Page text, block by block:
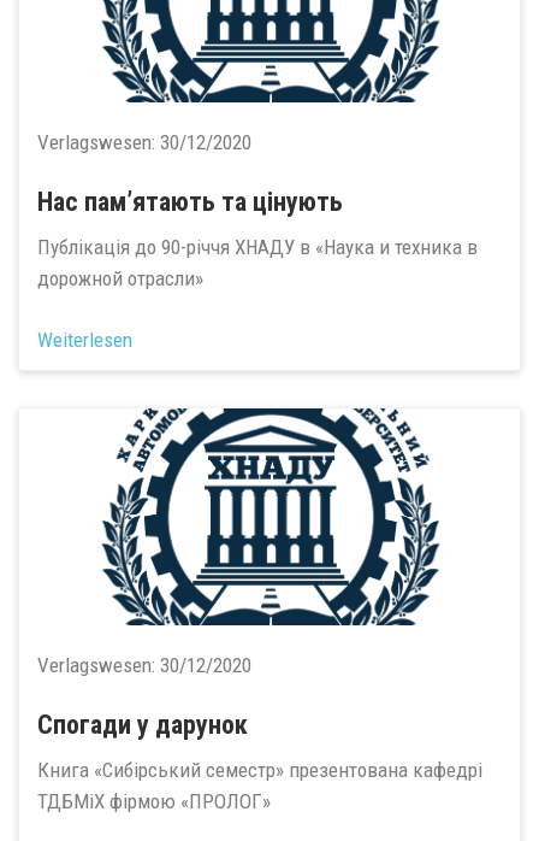
Verlagswesen: 30/12/2020
Нас пам’ятають та цінують
Публікація до 90-річчя ХНАДУ в «Наука и техника в
дорожной отрасли»
Weiterlesen
Verlagswesen: 30/12/2020
Спогади у дарунок
Книга «Сибірський семестр» презентована кафедрі
ТДБМіХ фірмою «ПРОЛОГ»